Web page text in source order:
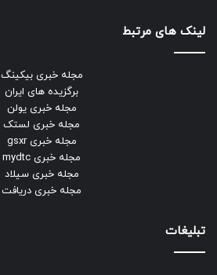
لینک های مرتبط
مجله خبری بیکینگ
برگزیده های ایران
مجله خبری یولن
مجله خبری لستک
مجله خبری gsxr
مجله خبری mydtc
مجله خبری سیلاد
مجله خبری دریافت
تبلیغات